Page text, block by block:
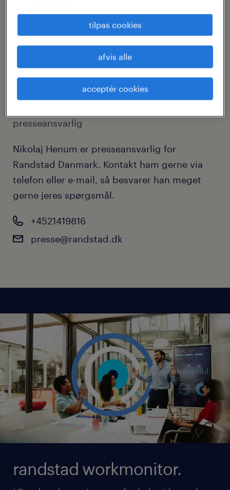
nikolaj henum
presseansvarlig
Nikolaj Henum er presseansvarlig for
Randstad Danmark. Kontakt ham gerne via
telefon eller e-mail, så besvarer han meget
gerne jeres spørgsmål.
+4521419816
presse@randstad.dk
randstad workmonitor.
tilpas cookies
afvis alle
acceptér cookies